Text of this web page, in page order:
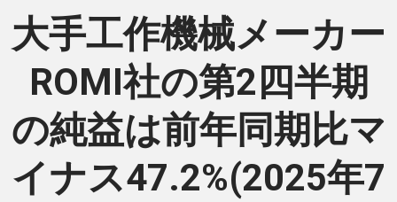
大手工作機械メーカー
ROMI社の第2四半期
の純益は前年同期比マ
イナス47.2%(2025年7